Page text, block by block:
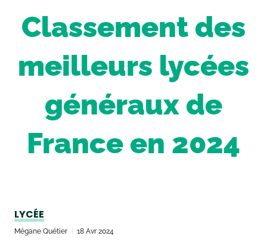
Classement des
meilleurs lycées
généraux de
France en 2024
LYCÉE
Mégane Quétier 18 Avr 2024